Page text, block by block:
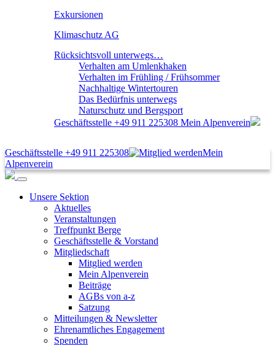
Exkursionen
Klimaschutz AG
Rücksichtsvoll unterwegs…
Verhalten am Umlenkhaken
Verhalten im Frühling / Frühsommer
Nachhaltige Wintertouren
Das Bedürfnis unterwegs
Naturschutz und Bergsport
Geschäftsstelle +49 911 225308 Mein Alpenverein
Geschäftsstelle +49 911 225308
Mein
Alpenverein
Unsere Sektion
Aktuelles
Veranstaltungen
Treffpunkt Berge
Geschäftsstelle & Vorstand
Mitgliedschaft
Mitglied werden
Mein Alpenverein
Beiträge
AGBs von a-z
Satzung
Mitteilungen & Newsletter
Ehrenamtliches Engagement
Spenden